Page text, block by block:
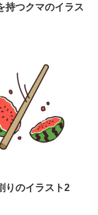
持つクマのイラス
りのイラスト2